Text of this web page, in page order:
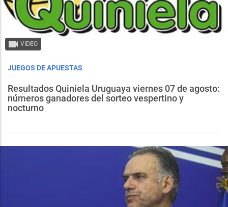
VIDEO
JUEGOS DE APUESTAS
Resultados Quiniela Uruguaya viernes 07 de agosto:
números ganadores del sorteo vespertino y
nocturno